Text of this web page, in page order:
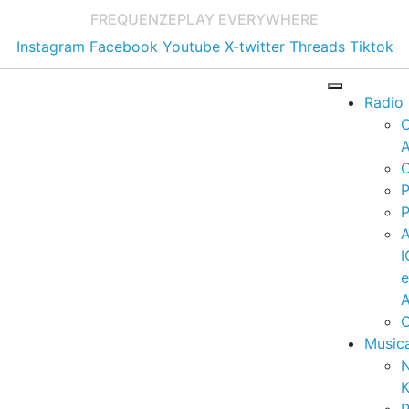
FREQUENZEPLAY EVERYWHERE
Instagram Facebook Youtube X-twitter Threads Tiktok
Radio
e